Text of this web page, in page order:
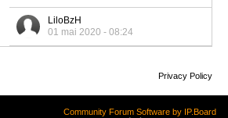
LiloBzH
01 mai 2020 - 08:24
Privacy Policy
Community Forum Software by IP.Board